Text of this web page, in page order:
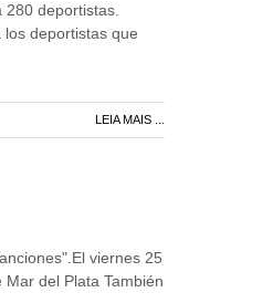
deportistas.
los deportistas que
LEIA MAIS ...
viernes 25
del Plata También